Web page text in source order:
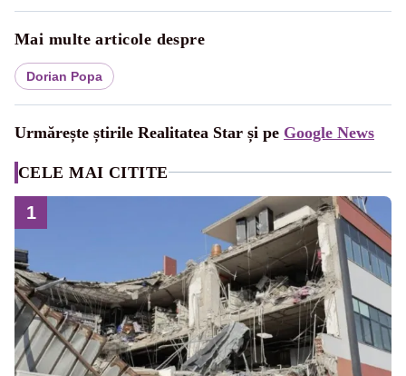
Mai multe articole despre
Dorian Popa
Urmărește știrile Realitatea Star și pe Google News
CELE MAI CITITE
1